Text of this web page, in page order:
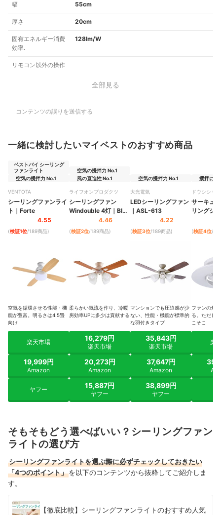
幅 55cm
厚さ 20cm
固有エネルギー消費
効率.
128lm/W
リモコン以外の操作
全部見る
コンテンツの誤りを送信する
一緒に検討したいマイベストのおすすめ商品
ベストバイ シーリング
ファンライト
空気の攪拌力 No.1
VENTOTA
シーリングファンライ
ト ｜ Forte
4.55
(検証1位/189商品)
空気を循環させる性能・機
能が豊富。明るさは4.5畳
向け
楽天市場
19,999円
Amazon
ヤフー
空気の攪拌力 No.1
風の直進性 No.1
ライフオンプロダクツ
シーリングファン
Windouble 4灯｜ BIG-
4.46
(検証2位/189商品)
柔らかい気流を作り、冷暖
房効率UPに多少は貢献する
16,279円
楽天市場
20,273円
Amazon
15,887円
ヤフー
空気の攪拌力 No.1
大光電気
LEDシーリングファン
｜ ASL-613
4.22
(検証3位/189商品)
マンションでも圧迫感が少
ない、性能・機能が標準的
な羽付きタイプ
35,843円
楽天市場
37,647円
Amazon
38,899円
ヤフー
攪拌に関
ドウシシャ
サーキュ
リングシ
SW12CM
(検証4位/
ファンの角
る。ただし
こそこ
楽
そもそもどう選べばいい？シーリングファン
ライトの選び方
シーリングファンライトを選ぶ際に必ずチェックしておきたい
「4つのポイント」を以下のコンテンツから抜粋してご紹介しま
す。
【徹底比較】シーリングファンライトのおすすめ人気